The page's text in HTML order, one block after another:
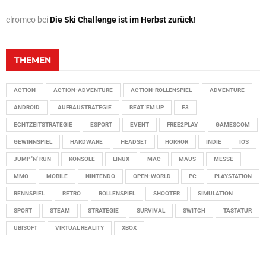
elromeo beiDie Ski Challenge ist im Herbst zurück!
THEMEN
ACTION ACTION-ADVENTURE ACTION-ROLLENSPIEL ADVENTURE
ANDROID AUFBAUSTRATEGIE BEAT 'EM UP E3
ECHTZEITSTRATEGIE ESPORT EVENT FREE2PLAY GAMESCOM
GEWINNSPIEL HARDWARE HEADSET HORROR INDIE IOS
JUMP 'N' RUN KONSOLE LINUX MAC MAUS MESSE
MMO MOBILE NINTENDO OPEN-WORLD PC PLAYSTATION
RENNSPIEL RETRO ROLLENSPIEL SHOOTER SIMULATION
SPORT STEAM STRATEGIE SURVIVAL SWITCH TASTATUR
UBISOFT VIRTUAL REALITY XBOX